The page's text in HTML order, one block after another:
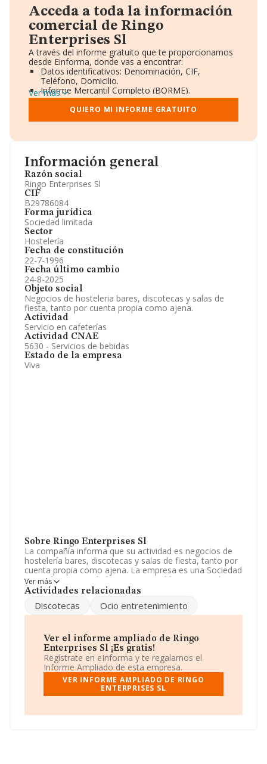
Información general
Razón social
Ringo Enterprises Sl
CIF
B29786084
Forma jurídica
Sociedad limitada
Sector
Hostelería
Fecha de constitución
22-7-1996
Fecha último cambio
24-8-2025
Objeto social
Negocios de hosteleria bares, discotecas y salas de
fiesta, tanto por cuenta propia como ajena.
Actividad
Servicio en cafeterías
Actividad CNAE
5630 - Servicios de bebidas
Estado de la empresa
Viva
Sobre Ringo Enterprises Sl
La compañía informa que su actividad es negocios de
hostelería bares, discotecas y salas de fiesta, tanto por
cuenta propia como ajena. La empresa es una Sociedad
Limitada. Su actividad CNAE es 'Establecimientos de
bebidas' con código 5630. La sociedad no tiene
Acerca de los empleados, ha contado con una
de datos de INFORMA, el número de empleados ha
estado por encima de la media de sector.
Acerca de la información en los distintos rankings: la
compañía ha escalado 20 puestos en el ranking
sectorial, pasando del 164 al 144. Éstas son algunas de
las empresas que la superan en el ranking de sectores:
Sociedad Limitada; el ranking coloca la empresa antes
Ver más
Actividades relacionadas
Discotecas Ocio entretenimiento
Ver el informe ampliado de Ringo
Enterprises Sl ¡Es gratis!
Regístrate en eInforma y te regalamos el
Informe Ampliado de esta empresa.
VER INFORME AMPLIADO DE RINGO
ENTERPRISES SL
Acceda a toda la información
comercial de Ringo
Enterprises Sl
A través del informe gratuito que te proporcionamos
desde Einforma, donde vas a encontrar:
Datos identificativos: Denominación, CIF,
Teléfono, Domicilio.
Informe Mercantil Completo (BORME).
Gráficos de Evolución Ventas y Empleados.
Consejo de Administración y Administradores.
Directivos y Ejecutivos.
Información oficial y registral complementaria.
Ver más
QUIERO MI INFORME GRATUITO